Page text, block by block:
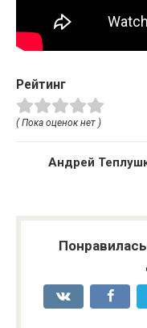
Рейтинг
( Пока оценок нет )
Андрей